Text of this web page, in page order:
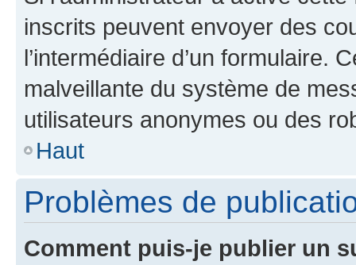
inscrits peuvent envoyer des
l’intermédiaire d’un formulaire.
malveillante du système de
utilisateurs anonymes ou des
Haut
Problèmes de
Comment puis-je publier un